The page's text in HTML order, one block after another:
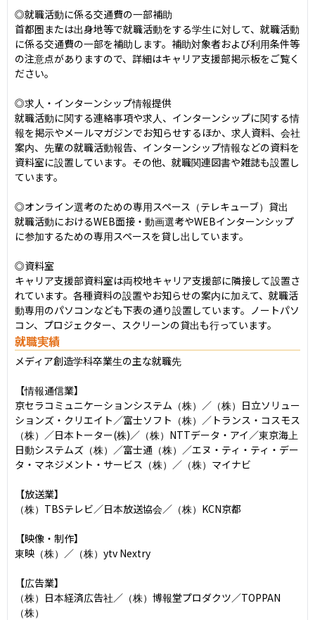
◎就職活動に係る交通費の一部補助
首都圏または出身地等で就職活動をする学生に対して、就職活動
に係る交通費の一部を補助します。補助対象者および利用条件等
の注意点がありますので、詳細はキャリア支援部掲示板をご覧く
ださい。
◎求人・インターンシップ情報提供
就職活動に関する連絡事項や求人、インターンシップに関する情
報を掲示やメールマガジンでお知らせするほか、求人資料、会社
案内、先輩の就職活動報告、インターンシップ情報などの資料を
資料室に設置しています。その他、就職関連図書や雑誌も設置し
ています。
◎オンライン選考のための専用スペース（テレキューブ）貸出
就職活動におけるWEB面接・動画選考やWEBインターンシップ
に参加するための専用スペースを貸し出しています。
◎資料室
キャリア支援部資料室は両校地キャリア支援部に隣接して設置さ
れています。各種資料の設置やお知らせの案内に加えて、就職活
動専用のパソコンなども下表の通り設置しています。ノートパソ
コン、プロジェクター、スクリーンの貸出も行っています。
就職実績
メディア創造学科卒業生の主な就職先
【情報通信業】
京セラコミュニケーションシステム（株）／（株）日立ソリュー
ションズ・クリエイト／富士ソフト（株）／トランス・コスモス
（株）／日本トーター(株)／（株）NTTデータ・アイ／東京海上
日動システムズ（株）／富士通（株）／エヌ・ティ・ティ・デー
タ・マネジメント・サービス（株）／（株）マイナビ
【放送業】
（株）TBSテレビ／日本放送協会／（株）KCN京都
【映像・制作】
東映（株）／（株）ytv Nextry
【広告業】
（株）日本経済広告社／（株）博報堂プロダクツ／TOPPAN
（株）